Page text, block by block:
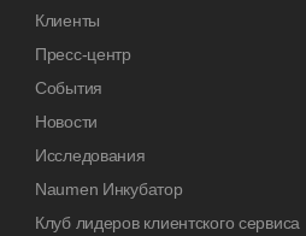
Клиенты
Пресс-центр
События
Новости
Исследования
Naumen Инкубатор
Клуб лидеров клиентского сервиса